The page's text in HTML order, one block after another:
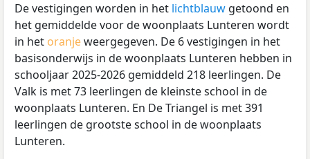
De vestigingen worden in het lichtblauw getoond en
het gemiddelde voor de woonplaats Lunteren wordt
in het oranjeweergegeven. De 6 vestigingen in het
basisonderwijs in de woonplaats Lunteren hebben in
schooljaar 2025-2026 gemiddeld 218 leerlingen. De
Valk is met 73 leerlingen de kleinste school in de
woonplaats Lunteren. En De Triangel is met 391
leerlingen de grootste school in de woonplaats
Lunteren.